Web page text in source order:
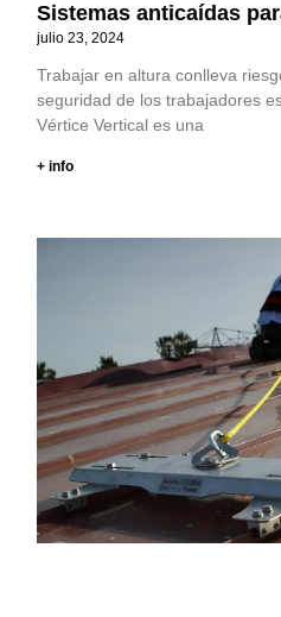
Sistemas anticaídas
julio 23, 2024
Trabajar en altura conlleva
seguridad de los trabajadores
Vértice Vertical es una
+ info